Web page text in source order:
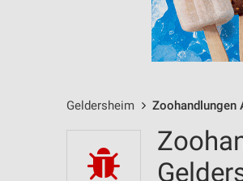
Geldersheim Zoohandlungen